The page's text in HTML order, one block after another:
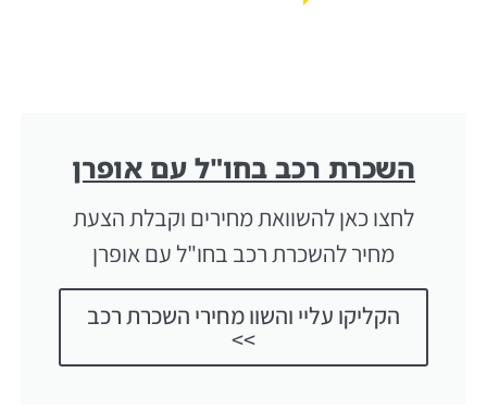
השכרת רכב בחו"ל עם אופרן
לחצו כאן להשוואת מחירים וקבלת הצעת
מחיר להשכרת רכב בחו"ל עם אופרן
הקליקו עליי והשוו מחירי השכרת רכב
>>